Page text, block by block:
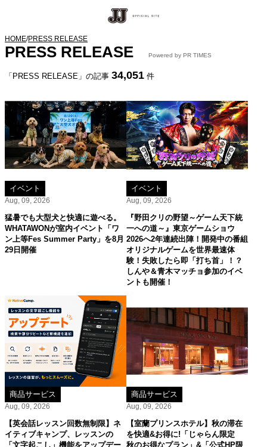
HOME/PRESS RELEASE
PRESS RELEASE Powered by PR TIMES
「PRESS RELEASE」の記事 34,051 件
イベント
Aug, 09, 2026
猛暑でも大型犬と快適に遊べる。
WHATAWONが室内イベント「ワ
ン上等Fes Summer Party」を8月
29日開催
イベント
Aug, 09, 2026
『野田クリの野望～ゲーム天下統
一への道～』東京ゲームショウ
2026へ2年連続出陣！開発中の番組
オリジナルゲームを世界最速体
験！失敗したら即「打ち首」！？
しんや＆青木マッチョ参加のイベ
ントも開催！
商品サービス
Aug, 09, 2026
【英会話レッスン回数無制限】ネ
イティブキャンプ、レッスンの
「文字起こし」機能をアップデー
商品サービス
Aug, 09, 2026
【室蘭プリンスホテル】秋の滞在
を快適&お得に!「じゃらん限定
秋のお得なプラン」&「公式HP限